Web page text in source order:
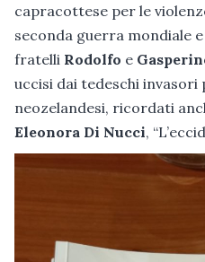
capracottese per le
seconda guerra mondiale
fratelli Rodolfo e
uccisi dai tedeschi
neozelandesi, ricordati
Eleonora Di Nucci,